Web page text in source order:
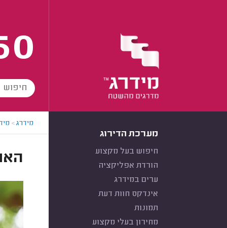
מערכת הדירוג
חיפוש בעל מקצוע
הורדת אפליקציה
ערים במידרג
אינדקס חוות דעת
תמונות
מחירון בעלי מקצוע
מידרג>